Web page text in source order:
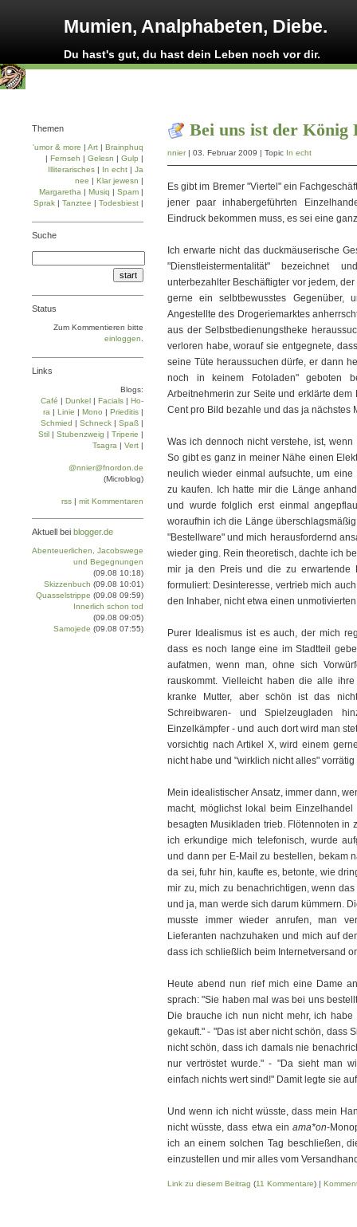
Mumien, Analphabeten, Diebe.
Du hast's gut, du hast dein Leben noch vor dir.
Bei uns ist der König
nnier| 03. Februar 2009 | Topic In echt
Es gibt im Bremer "Viertel" ein
jener paar inhabergeführten
Eindruck bekommen muss, es sei eine
Ich erwarte nicht das duckmäuserische
"Dienstleistermentalität" bezeichnet
unterbezahlter Beschäftigter vor jedem,
gerne ein selbtbewusstes
Angestellte des Drogeriemarktes
aus der Selbstbedienungstheke
verloren habe, worauf sie entgegnete,
seine Tüte heraussuchen dürfe, er dann
noch in keinem Fotoladen" geboten
Arbeitnehmerin zur Seite und erklärte
Cent pro Bild bezahle und das ja nächstes
Was ich dennoch nicht verstehe, ist,
So gibt es ganz in meiner Nähe einen
neulich wieder einmal aufsuchte, um eine
zu kaufen. Ich hatte mir die Länge
und wurde folglich erst einmal
woraufhin ich die Länge
"Bestellware" und mich herausfordernd
wieder ging. Rein theoretisch, dachte ich
mir ja den Preis und die zu erwartende
formuliert: Desinteresse, vertrieb mich
den Inhaber, nicht etwa einen
Purer Idealismus ist es auch, der mich
dass es noch lange eine im Stadtteil
aufatmen, wenn man, ohne sich
rauskommt. Vielleicht haben die alle
kranke Mutter, aber schön ist das
Schreibwaren- und Spielzeugladen
Einzelkämpfer - und auch dort wird man
vorsichtig nach Artikel X, wird einem
nicht habe und "wirklich nicht alles"
Mein idealistischer Ansatz, immer dann,
macht, möglichst lokal beim
besagten Musikladen trieb. Flötennoten in
ich erkundige mich telefonisch, wurde
und dann per E-Mail zu bestellen, bekam
da sei, fuhr hin, kaufte es, betonte, wie
mir zu, mich zu benachrichtigen, wenn
und ja, man werde sich darum kümmern.
musste immer wieder anrufen, man
Lieferanten nachzuhaken und mich auf
dass ich schließlich beim Internetversand
Heute abend nun rief mich eine Dame
sprach: "Sie haben mal was bei uns
Die brauche ich nun nicht mehr, ich
gekauft." - "Das ist aber nicht schön, dass
nicht schön, dass ich damals nie
nur vertröstet wurde." - "Da sieht man
einfach nichts wert sind!" Damit legte sie
Und wenn ich nicht wüsste, dass mein
nicht wüsste, dass etwa ein ama*on-
ich an einem solchen Tag beschließen,
einzustellen und mir alles vom
Link zu diesem Beitrag (11 Kommentare) |
Themen
'umor & more | Art | Brainphuq
| Fernseh | Gelesn | Gulp |
Illiterarisches | In echt | Ja
nee | Klar jewesn |
Margaretha | Musiq | Spam |
Sprak | Tanztee | Todesbiest |
Suche
Status
Zum Kommentieren bitte
einloggen
Links
Blogs:
Café | Dun­kel | Facials | Ho­
ra | Linie | Mo­no | Prie­di­tis |
Schmied | Schneck | Spaß |
Stil | Stu­ben­zweig | Tri­pe­rie |
Tsa­gra | Vert |
@nnier@fnordon.de
(Microblog)
rss | mit Kommentaren
Aktuell bei blogger.de
Abenteuerlichen, Jacobswege
und Begegnungen
(09.08 10:18)
Skizzenbuch (09.08 10:01)
Quasselstrippe (09.08 09:59)
Innerlich schon tod
(09.08 09:05)
Samojede (09.08 07:55)